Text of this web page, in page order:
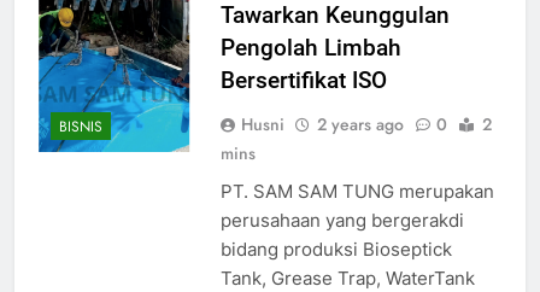
BISNIS
Tawarkan Keunggulan
Pengolah Limbah
Bersertifikat ISO
Husni 2 years ago 0
2
mins
PT. SAM SAM TUNG merupakan
perusahaan yang bergerakdi
bidang produksi Bioseptick
Tank, Grease Trap, WaterTank